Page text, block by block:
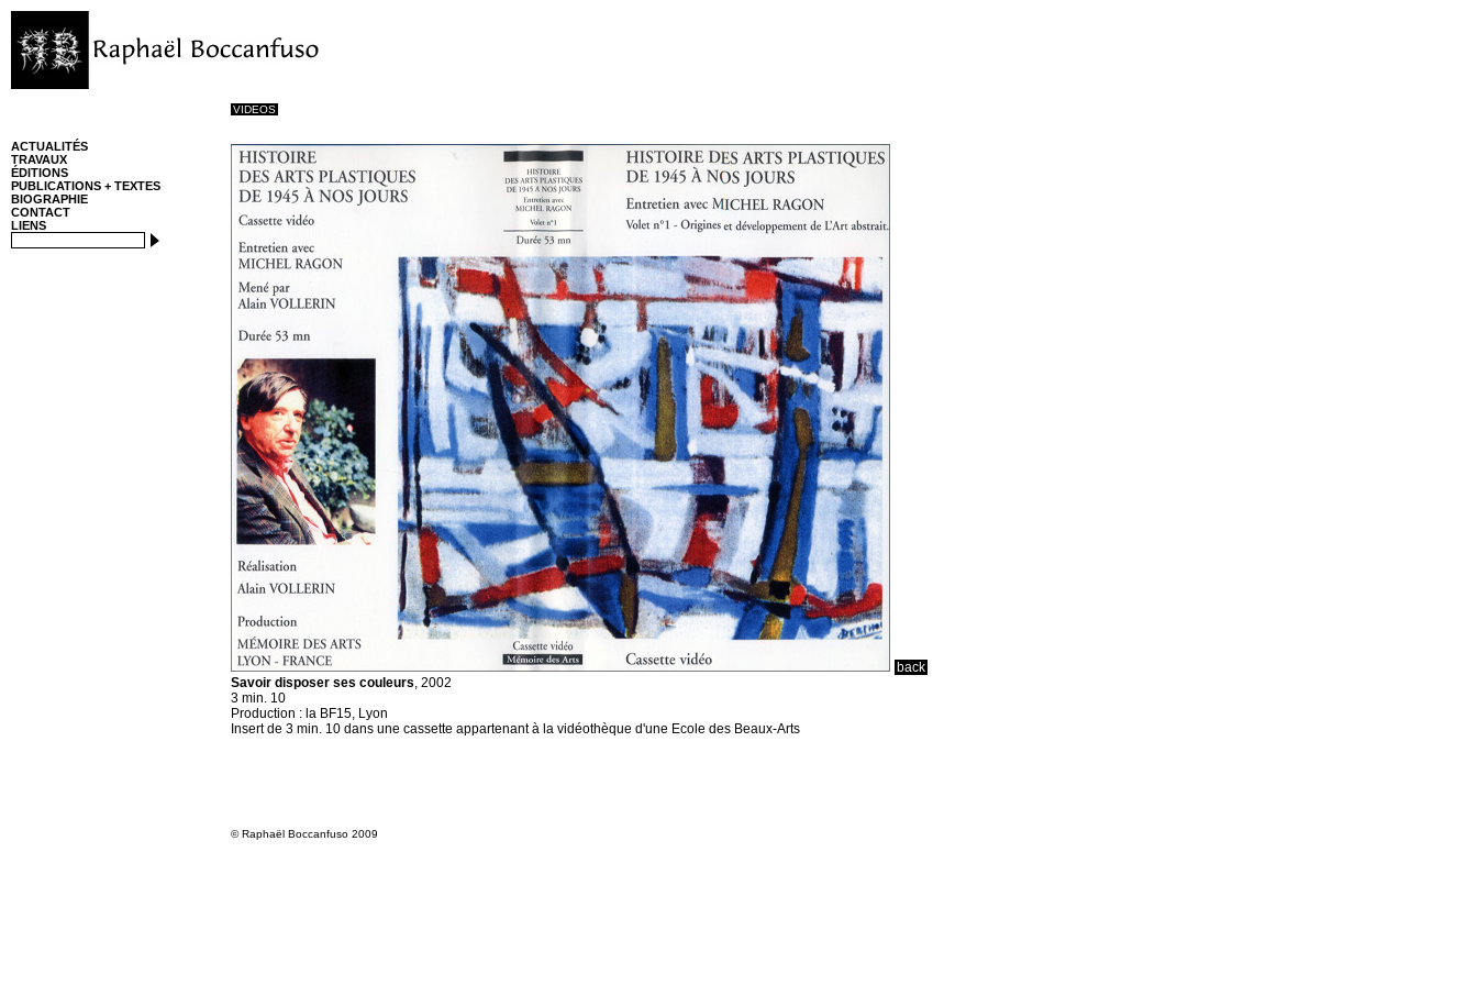
ACTUALITÉS
TRAVAUX
ÉDITIONS
PUBLICATIONS + TEXTES
BIOGRAPHIE
CONTACT
LIENS
VIDEOS
back
Savoir disposer ses couleurs, 2002
3 min. 10
Production : la BF15, Lyon
Insert de 3 min. 10 dans une cassette appartenant à la vidéothèque d'une Ecole des Beaux-Arts
© Raphaël Boccanfuso 2009